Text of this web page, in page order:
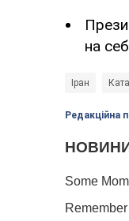
на
Іран
Редакційна